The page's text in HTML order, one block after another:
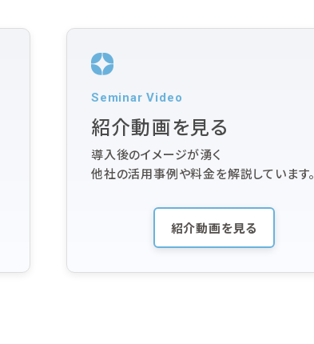
Seminar Video
紹介動画を見る
導入後のイメージが湧く
他社の活用事例や料金を解説しています。
紹介動画を見る